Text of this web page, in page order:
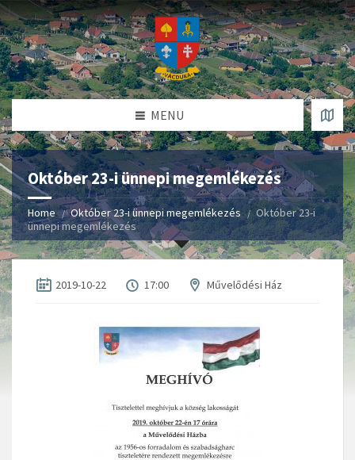
MENU
Október 23-i ünnepi megemlékezés
Home Október 23-i ünnepi megemlékezés
Október 23-i
ünnepi megemlékezés
2019-10-22 17:00 Művelődési Ház